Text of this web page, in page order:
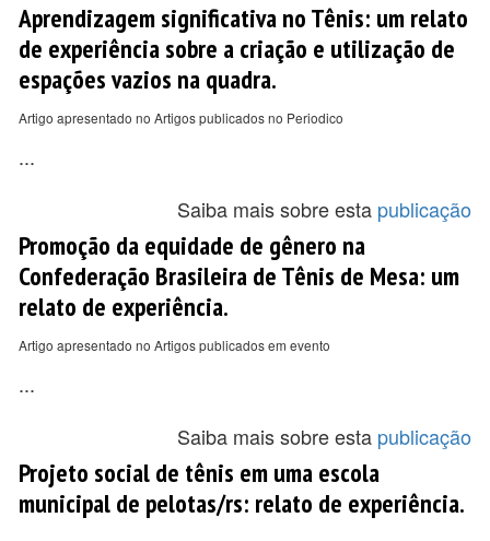
Aprendizagem significativa no Tênis: um relato
de experiência sobre a criação e utilização de
espações vazios na quadra.
Artigo apresentado no Artigos publicados no Periodico
...
Saiba mais sobre esta publicação
Promoção da equidade de gênero na
Confederação Brasileira de Tênis de Mesa: um
relato de experiência.
Artigo apresentado no Artigos publicados em evento
...
Saiba mais sobre esta publicação
Projeto social de tênis em uma escola
municipal de pelotas/rs: relato de experiência.